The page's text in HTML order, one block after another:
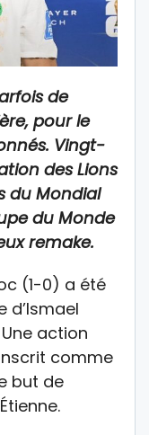
de
pour le
Vingt-
des Lions
du Mondial
du Monde
remake.
(1-0) a été
action
comme
but de